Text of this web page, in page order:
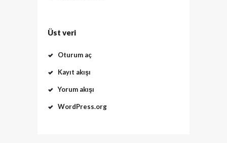
Üst veri
Oturum aç
Kayıt akışı
Yorum akışı
WordPress.org